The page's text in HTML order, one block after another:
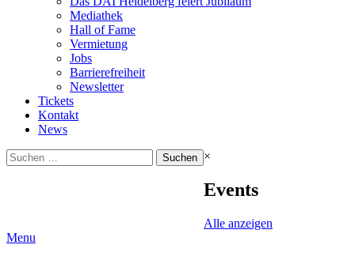
Mediathek
Hall of Fame
Vermietung
Jobs
Barrierefreiheit
Newsletter
Tickets
Kontakt
News
Suchen
nach:
×
Events
Alle anzeigen
Menu